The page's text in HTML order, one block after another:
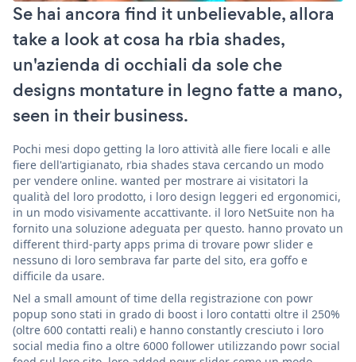
Se hai ancora find it unbelievable, allora
take a look at cosa ha rbia shades,
un'azienda di occhiali da sole che
designs montature in legno fatte a mano,
seen in their business.
Pochi mesi dopo getting la loro attività alle fiere locali e alle
fiere dell'artigianato, rbia shades stava cercando un modo
per vendere online. wanted per mostrare ai visitatori la
qualità del loro prodotto, i loro design leggeri ed ergonomici,
in un modo visivamente accattivante. il loro NetSuite non ha
fornito una soluzione adeguata per questo. hanno provato un
different third-party apps prima di trovare powr slider e
nessuno di loro sembrava far parte del sito, era goffo e
difficile da usare.
Nel a small amount of time della registrazione con powr
popup sono stati in grado di boost i loro contatti oltre il 250%
(oltre 600 contatti reali) e hanno constantly cresciuto i loro
social media fino a oltre 6000 follower utilizzando powr social